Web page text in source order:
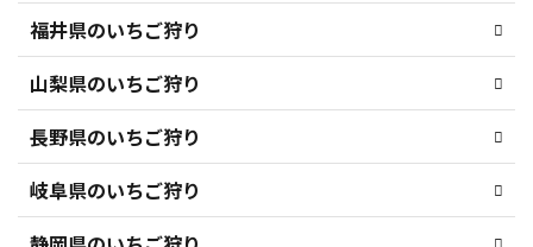
福井県のいちご狩り
山梨県のいちご狩り
長野県のいちご狩り
岐阜県のいちご狩り